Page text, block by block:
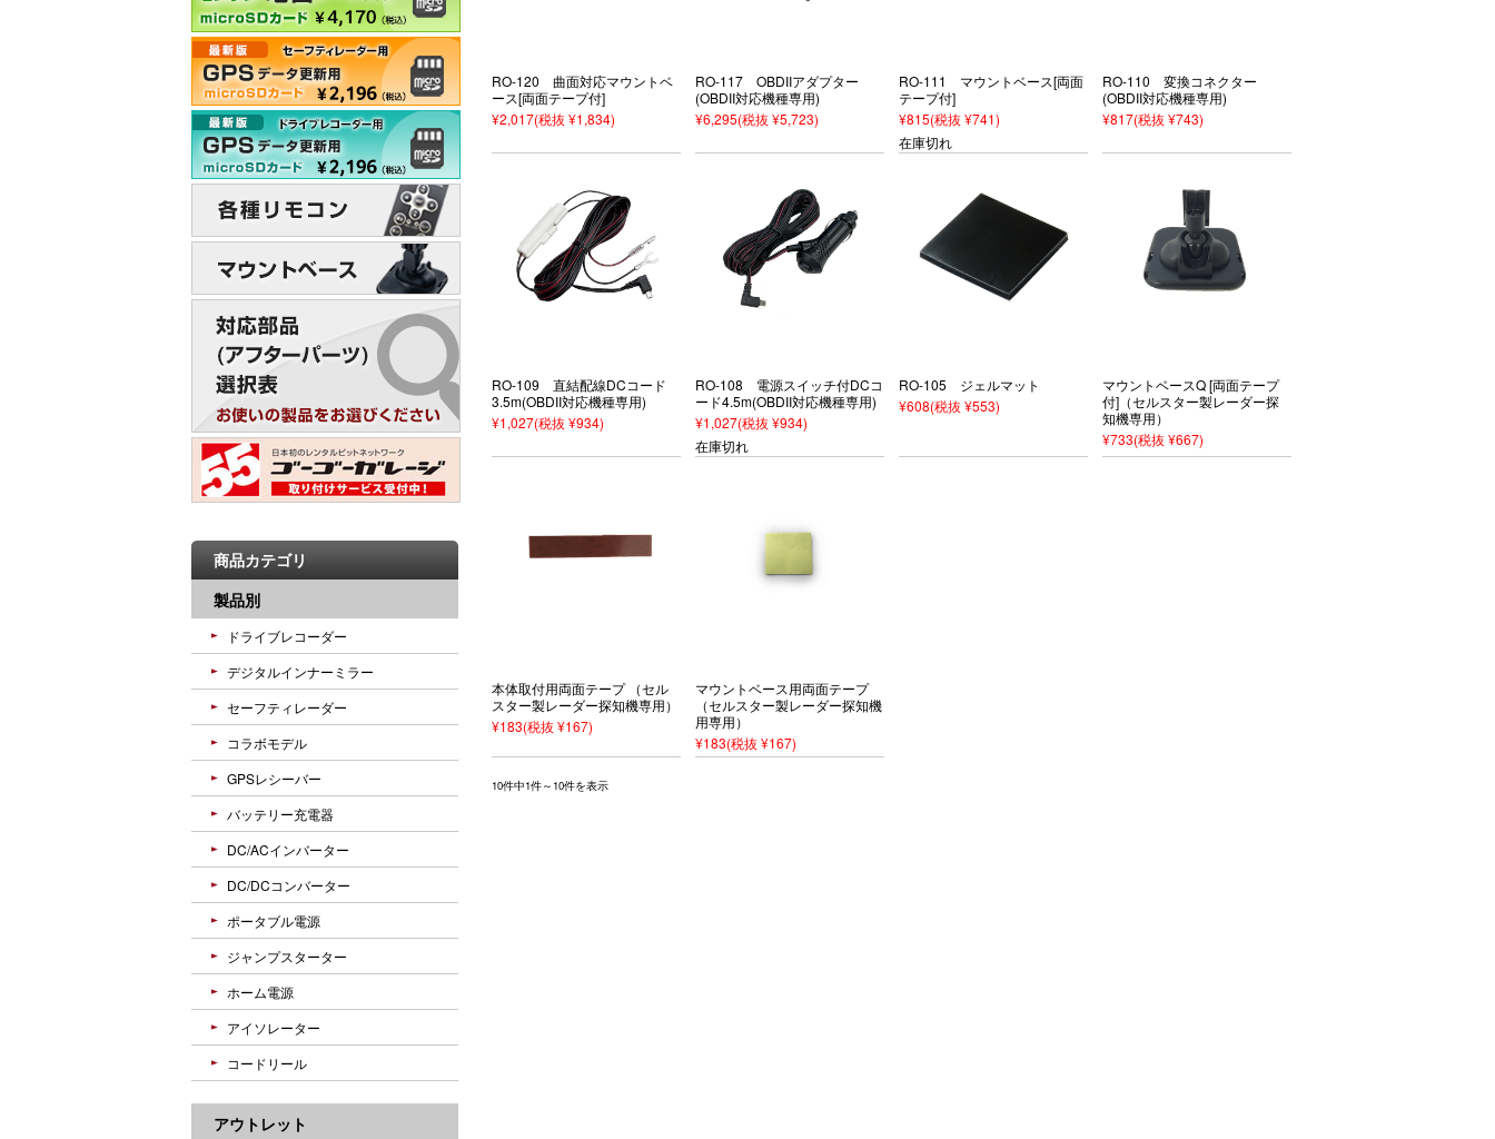
RO-120 曲面対応マウントベ
ース[両面テープ付]
¥2,017(税抜 ¥1,834)
RO-117 OBDIIアダプター
(OBDII対応機種専用)
¥6,295(税抜 ¥5,723)
RO-111 マウントベース[両面
テープ付]
¥815(税抜 ¥741)
在庫切れ
RO-110 変換コネクター
(OBDII対応機種専用)
¥817(税抜 ¥743)
RO-109 直結配線DCコード
3.5m(OBDII対応機種専用)
¥1,027(税抜 ¥934)
RO-108 電源スイッチ付DCコ
ード4.5m(OBDII対応機種専用)
¥1,027(税抜 ¥934)
在庫切れ
RO-105 ジェルマット
¥608(税抜 ¥553)
マウントベースQ [両面テープ
付]（セルスター製レーダー探
知機専用）
¥733(税抜 ¥667)
本体取付用両面テープ （セル
スター製レーダー探知機専用）
¥183(税抜 ¥167)
マウントベース用両面テープ
（セルスター製レーダー探知機
用専用）
¥183(税抜 ¥167)
10件中1件～10件を表示
商品カテゴリ
製品別
ドライブレコーダー
デジタルインナーミラー
セーフティレーダー
コラボモデル
GPSレシーバー
バッテリー充電器
DC/ACインバーター
DC/DCコンバーター
ポータブル電源
ジャンプスターター
ホーム電源
アイソレーター
コードリール
アウトレット